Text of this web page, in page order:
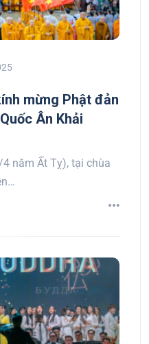
mừng Phật đản
Ân Khải
năm Ất Tỵ), tại chùa